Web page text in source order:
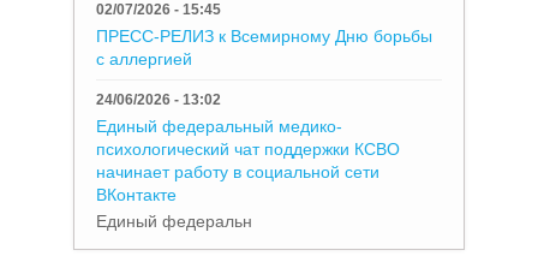
02/07/2026 - 15:45
ПРЕСС-РЕЛИЗ к Всемирному Дню борьбы
с аллергией
24/06/2026 - 13:02
Единый федеральный медико-
психологический чат поддержки КСВО
начинает работу в социальной сети
ВКонтакте
Единый федеральн